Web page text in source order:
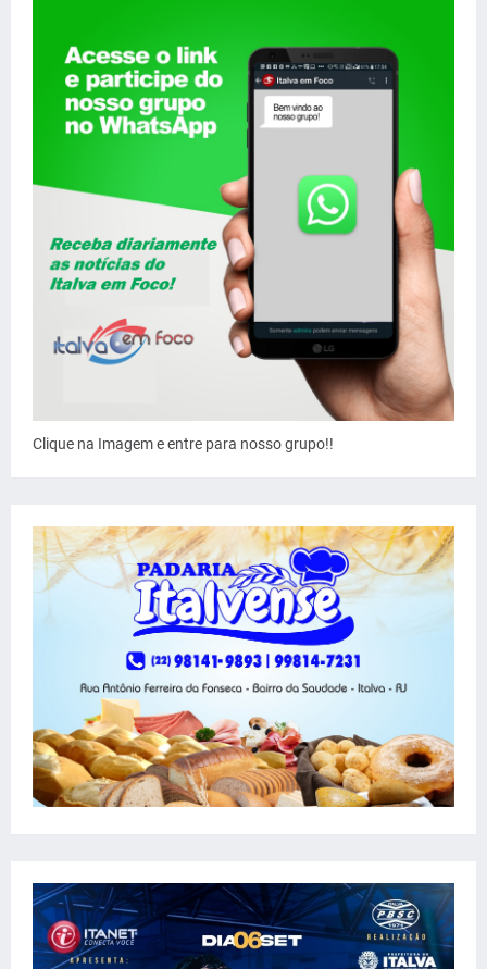
Clique na Imagem e entre para nosso grupo!!